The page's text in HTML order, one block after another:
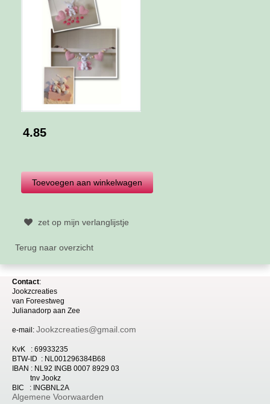
4.85
zet op mijn verlanglijstje
Terug naar overzicht
Contact:
Jookzcreaties
van Foreestweg
Julianadorp aan Zee
e-mail: Jookzcreaties@gmail.com
KvK : 69933235
BTW-ID : NL001296384B68
IBAN : NL92 INGB 0007 8929 03
tnv Jookz
BIC : INGBNL2A
Algemene Voorwaarden